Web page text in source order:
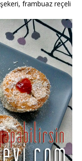
frambuaz reçeli